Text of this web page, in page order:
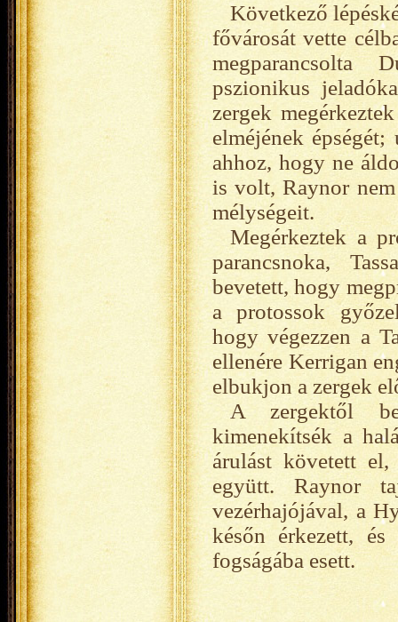
Következő
fővárosát vette
megparancsolta
pszionikus
zergek
elméjének
ahhoz, hogy ne
is volt, Raynor
mélységeit.
Megérkeztek a
parancsnoka,
bevetett, hogy
a protossok
hogy végezzen a
ellenére Kerrigan
elbukjon a zergek
A zergektől
kimenekítsék a
árulást követett
együtt. Raynor
vezérhajójával, a
későn érkezett,
fogságába esett.